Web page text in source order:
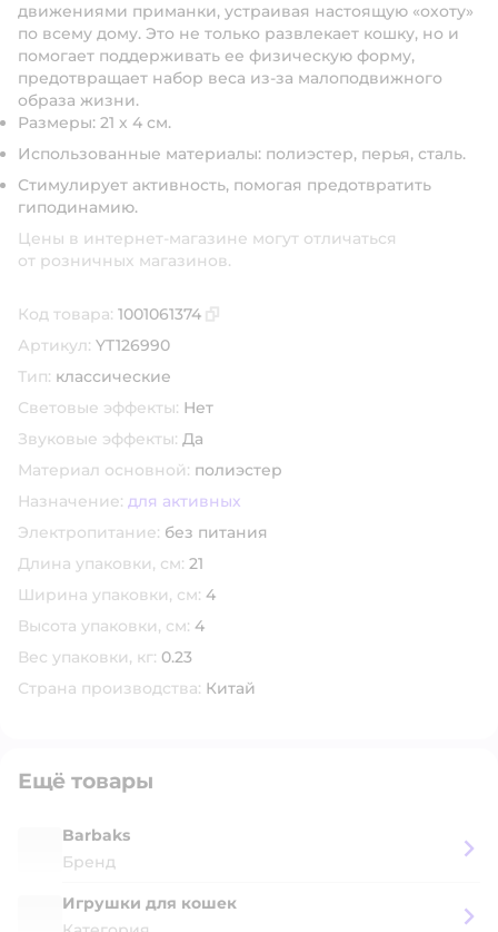
движениями приманки, устраивая настоящую «охоту»
по всему дому. Это не только развлекает кошку, но и
помогает поддерживать ее физическую форму,
предотвращает набор веса из-за малоподвижного
образа жизни.
Размеры: 21 х 4 см.
Использованные материалы: полиэстер, перья, сталь.
Стимулирует активность, помогая предотвратить
гиподинамию.
Цены в интернет-магазине могут отличаться
от розничных магазинов.
Код товара: 1001061374
Артикул: YT126990
Тип: классические
Световые эффекты: Нет
Звуковые эффекты: Да
Материал основной: полиэстер
Назначение: для активных
Электропитание: без питания
Длина упаковки, см: 21
Ширина упаковки, см: 4
Высота упаковки, см: 4
Вес упаковки, кг: 0.23
Страна производства: Китай
Ещё товары
Barbaks
Бренд
Игрушки для кошек